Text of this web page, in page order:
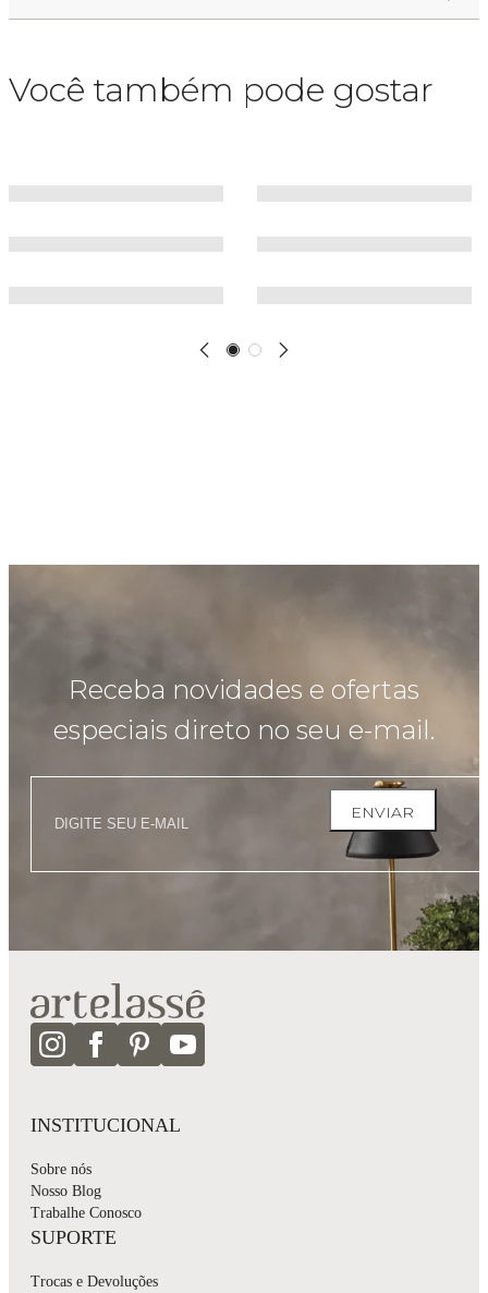
Você também pode gostar
Receba novidades e ofertas
especiais direto no seu e-mail.
ENVIAR
INSTITUCIONAL
Sobre nós
Nosso Blog
Trabalhe Conosco
SUPORTE
Trocas e Devoluções